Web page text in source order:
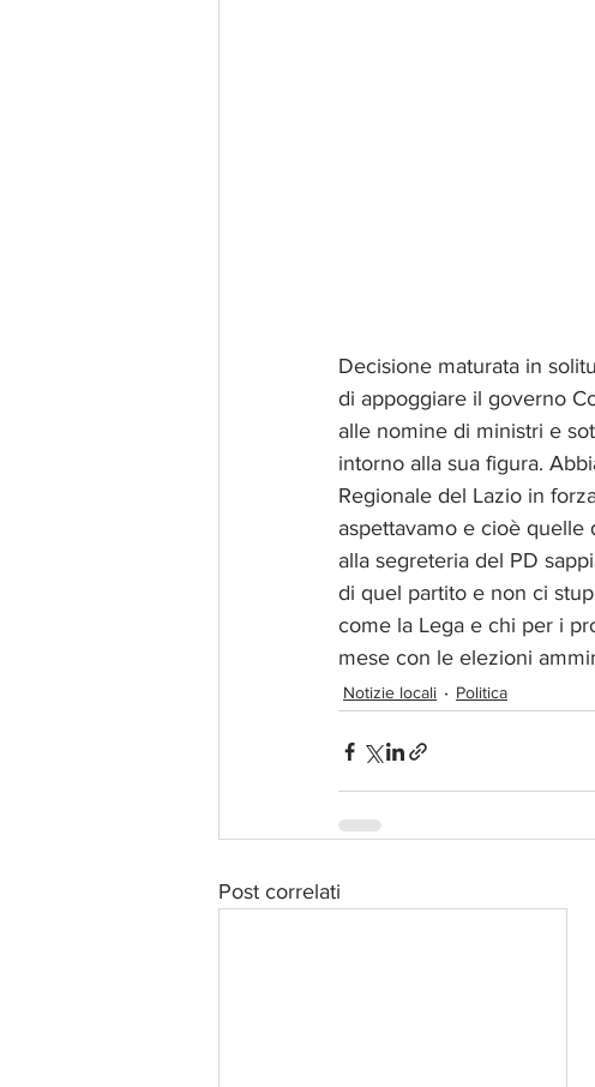
Decisione maturata in
di appoggiare il governo
alle nomine di ministri e
intorno alla sua figura.
Regionale del Lazio in
aspettavamo e cioè quelle
alla segreteria del PD
di quel partito e non ci
come la Lega e chi per i
mese con le elezioni
Notizie locali Politica
Post correlati